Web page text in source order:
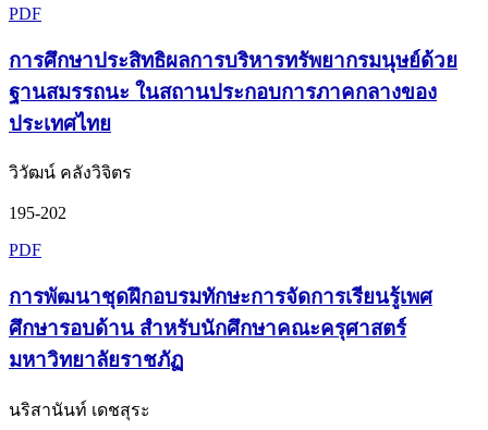
PDF
การศึกษาประสิทธิผลการบริหารทรัพยากรมนุษย์ด้วย
ฐานสมรรถนะ ในสถานประกอบการภาคกลางของ
ประเทศไทย
วิวัฒน์ คลังวิจิตร
195-202
PDF
การพัฒนาชุดฝึกอบรมทักษะการจัดการเรียนรู้เพศ
ศึกษารอบด้าน สำหรับนักศึกษาคณะครุศาสตร์
มหาวิทยาลัยราชภัฏ
นริสานันท์ เดชสุระ